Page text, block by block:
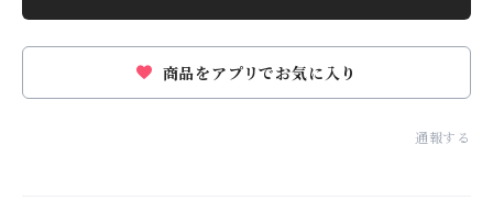
商品をアプリでお気に入り
通報する